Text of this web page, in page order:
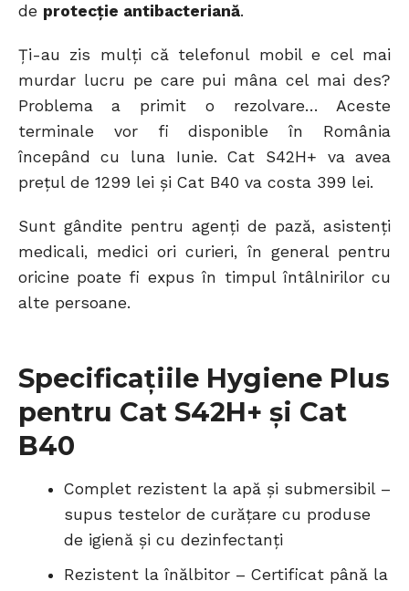
de protecție antibacteriană.
Ți-au zis mulți că telefonul mobil e cel mai
murdar lucru pe care pui mâna cel mai des?
Problema a primit o rezolvare… Aceste
terminale vor fi disponible în România
începând cu luna Iunie. Cat S42H+ va avea
prețul de 1299 lei și Cat B40 va costa 399 lei.
Sunt gândite pentru agenți de pază, asistenți
medicali, medici ori curieri, în general pentru
oricine poate fi expus în timpul întâlnirilor cu
alte persoane.
Specificațiile Hygiene Plus
pentru Cat S42H+ și Cat
B40
Complet rezistent la apă și submersibil –
supus testelor de curățare cu produse
de igienă și cu dezinfectanți
Rezistent la înălbitor – Certificat până la